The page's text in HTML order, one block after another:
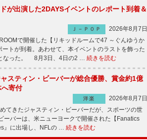
が出演した2DAYSイベントのレポート到着＆
Ｊ－ＰＯＰ
2026年8月7日
で開催した【リキッドルームで47 ～ぐんゆうか
トが到着。あわせて、本イベントのラストを飾った
なった。 8月3日、4日の2 … 続きを読む
スティン・ビーバーが総合優勝、賞金約1億
寄付
洋楽
2026年8月7日
てきたジャスティン・ビーバーだが、スポーツの世
バーは、米ニューヨークで開催された【Fanatics
』に出場し、NFLの … 続きを読む